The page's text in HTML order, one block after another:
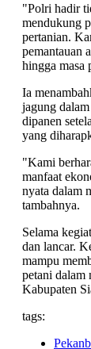
"Polri hadir
mendukung
pertanian.
pemantauan
hingga masa
Ia
jagung
dipanen
yang
"Kami
manfaat
nyata dalam
tambahnya.
Selama
dan lancar.
mampu
petani dalam
Kabupaten
tags: